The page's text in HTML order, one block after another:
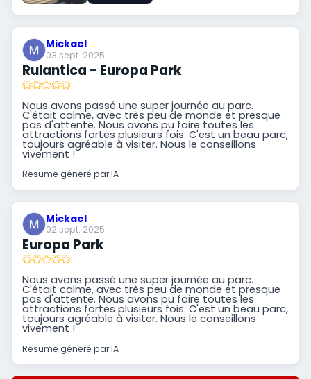
Mickael
03 sept. 2025
Rulantica - Europa Park
Nous avons passé une super journée au parc.
C'était calme, avec très peu de monde et presque
pas d'attente. Nous avons pu faire toutes les
attractions fortes plusieurs fois. C'est un beau parc,
toujours agréable à visiter. Nous le conseillons
vivement !
Résumé généré par IA
Mickael
02 sept. 2025
Europa Park
Nous avons passé une super journée au parc.
C'était calme, avec très peu de monde et presque
pas d'attente. Nous avons pu faire toutes les
attractions fortes plusieurs fois. C'est un beau parc,
toujours agréable à visiter. Nous le conseillons
vivement !
Résumé généré par IA